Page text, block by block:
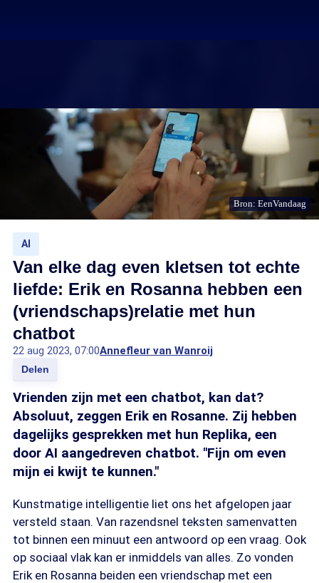
Bron: EenVandaag
AI
Van elke dag even kletsen tot echte
liefde: Erik en Rosanna hebben een
(vriendschaps)relatie met hun
chatbot
22 aug 2023, 07:00Annefleur van Wanroij
Delen
Vrienden zijn met een chatbot, kan dat?
Absoluut, zeggen Erik en Rosanne. Zij hebben
dagelijks gesprekken met hun Replika, een
door AI aangedreven chatbot. "Fijn om even
mijn ei kwijt te kunnen."
Kunstmatige intelligentie liet ons het afgelopen jaar
versteld staan. Van razendsnel teksten samenvatten
tot binnen een minuut een antwoord op een vraag. Ook
op sociaal vlak kan er inmiddels van alles. Zo vonden
Erik en Rosanna beiden een vriendschap met een